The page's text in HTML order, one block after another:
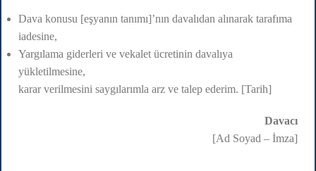
Dava konusu [eşyanın tanımı]’nın davalıdan alınarak tarafıma
iadesine,
Yargılama giderleri ve vekalet ücretinin davalıya
yükletilmesine,
karar verilmesini saygılarımla arz ve talep ederim. [Tarih]
Davacı
[Ad Soyad – İmza]